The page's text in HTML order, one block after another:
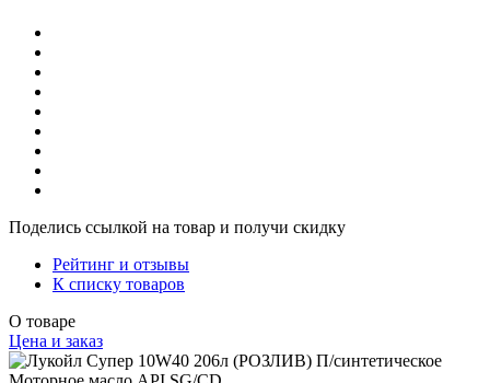
Поделись ссылкой на товар и получи скидку
Рейтинг и отзывы
К списку товаров
О товаре
Цена и заказ